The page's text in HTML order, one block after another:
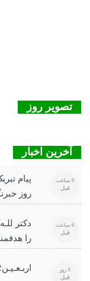
تصویر روز
آخرین اخبار
پیام
روز
6 ساعت
قبل
دکتر
را
6 ساعت
قبل
4 روز
قبل